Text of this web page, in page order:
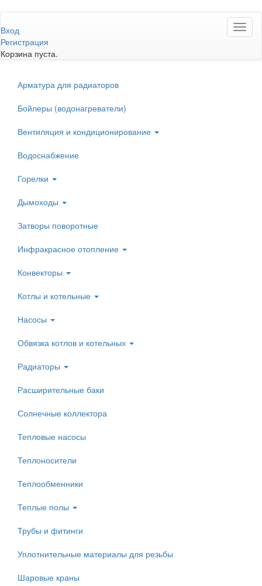
к
основному
содержанию
Вход
Регистрация
Корзина пуста.
Арматура для радиаторов
Бойлеры (водонагреватели)
Вентиляция и кондиционирование
Водоснабжение
Горелки
Дымоходы
Затворы поворотные
Инфракрасное отопление
Конвекторы
Котлы и котельные
Насосы
Обвязка котлов и котельных
Радиаторы
Расширительные баки
Солнечные коллектора
Тепловые насосы
Теплоносители
Теплообменники
Теплые полы
Трубы и фитинги
Уплотнительные материалы для резьбы
Шаровые краны